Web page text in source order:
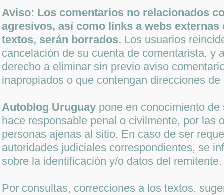
Aviso: Los comentarios no relacionados
agresivos, así como links a webs
textos, serán borrados. Los usuarios
cancelación de su cuenta de comentarista, y
derecho a eliminar sin previo aviso
inapropiados o que contengan direcciones
Autoblog Uruguay pone en conocimiento
hace responsable penal o civilmente, por las
personas ajenas al sitio. En caso de ser
autoridades judiciales correspondientes, se
sobre la identificación y/o datos del remitente.
Por consultas, correcciones a los textos,